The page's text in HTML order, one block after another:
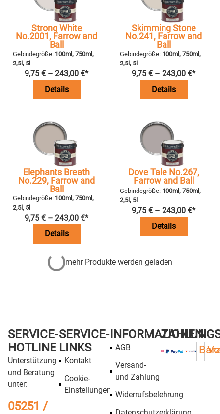
Strong White
No.2001, Farrow and
Ball
Gebindegröße: 100ml, 750ml,
2,5l, 5l
9,75 € – 243,00 €*
Details
Skimming Stone
No.241, Farrow and
Ball
Gebindegröße: 100ml, 750ml,
2,5l, 5l
9,75 € – 243,00 €*
Details
Elephants Breath
No.229, Farrow and
Ball
Gebindegröße: 100ml, 750ml,
2,5l, 5l
9,75 € – 243,00 €*
Details
Dove Tale No.267,
Farrow and Ball
Gebindegröße: 100ml, 750ml,
2,5l, 5l
9,75 € – 243,00 €*
Details
mehr Produkte werden geladen
SERVICE-
HOTLINE
Unterstützung
und Beratung
unter:
05251 /
SERVICE-
LINKS
Kontakt
Cookie-
Einstellungen
INFORMATIONEN
AGB
Versand-
und Zahlung
Widerrufsbelehrung